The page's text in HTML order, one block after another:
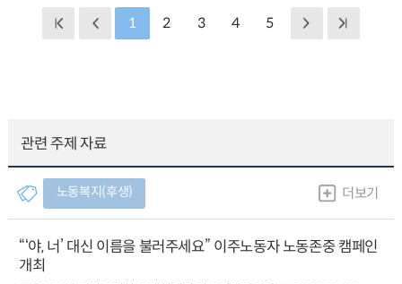
1 2 3 4 5
관련 주제 자료
노동복지(후생) 더보기
“‘야, 너’ 대신 이름을 불러주세요” 이주노동자 노동존중 캠페인
개최